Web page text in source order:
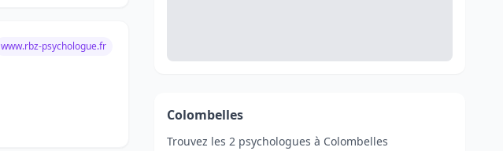
www.rbz-psychologue.fr
Colombelles
Trouvez les 2 psychologues à Colombelles